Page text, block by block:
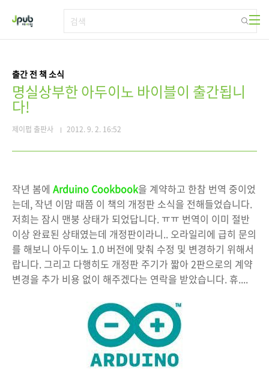
출간 전 책 소식
명실상부한 아두이노 바이블이 출간됩니
다!
제이펍 출판사 2012. 9. 2. 16:52
작년 봄에 Arduino Cookbook을 계약하고 한참 번역 중이었
는데, 작년 이맘 때쯤 이 책의 개정판 소식을 전해들었습니다.
저희는 잠시 맨붕 상태가 되었답니다. ㅠㅠ 번역이 이미 절반
이상 완료된 상태였는데 개정판이라니.. 오라일리에 급히 문의
를 해보니 아두이노 1.0 버전에 맞춰 수정 및 변경하기 위해서
랍니다. 그리고 다행히도 개정판 주기가 짧아 2판으로의 계약
변경을 추가 비용 없이 해주겠다는 연락을 받았습니다. 휴....